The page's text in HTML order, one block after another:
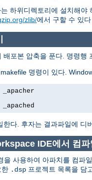
는 하위디렉토리에 설치해야
zlib/에서 구할 수 있
포본 압축을 푼다. 명령행
명령이 있다.
다. 후자는 결과파일에 디
IDE에서 컴파
을 사용하여 아파치를 컴파
한 .dsp 프로젝트 목록을 담